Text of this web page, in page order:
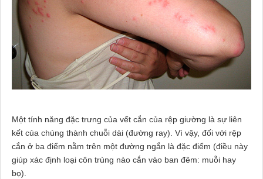
Một tính năng đặc trưng của vết cắn của rệp giường là sự liên
kết của chúng thành chuỗi dài (đường ray). Vì vậy, đối với rệp
cắn ở ba điểm nằm trên một đường ngắn là đặc điểm (điều này
giúp xác định loại côn trùng nào cắn vào ban đêm: muỗi hay
bọ).